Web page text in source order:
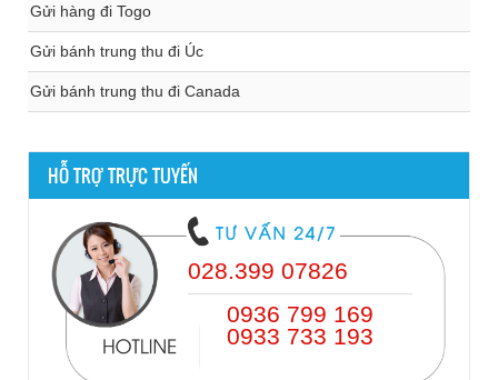
Gửi hàng đi Togo
Gửi bánh trung thu đi Úc
Gửi bánh trung thu đi Canada
HỖ TRỢ TRỰC TUYẾN
028.399 07826
0936 799 169
0933 733 193